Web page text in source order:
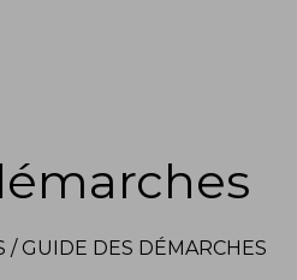
/ GUIDE DES DÉMARCHES